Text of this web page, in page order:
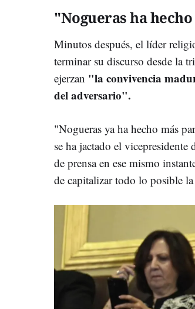
"Nogueras ha
Minutos después, el líder
terminar su discurso desde la
ejerzan "la convivencia
del adversario".
"Nogueras ya ha hecho más
se ha jactado el vicepresidente
de prensa en ese mismo
de capitalizar todo lo posible